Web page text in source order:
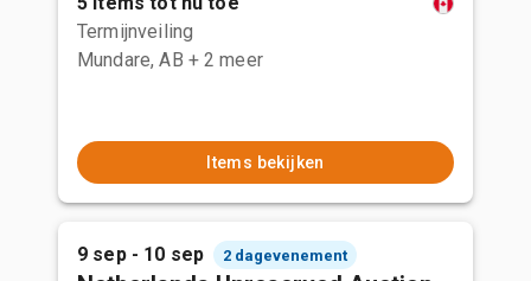
Termijnveiling
Mundare, AB + 2 meer
Items bekijken
9 sep - 10 sep 2 dagevenement